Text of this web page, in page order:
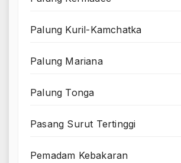
Palung Kuril-Kamchatka
Palung Mariana
Palung Tonga
Pasang Surut Tertinggi
Pemadam Kebakaran